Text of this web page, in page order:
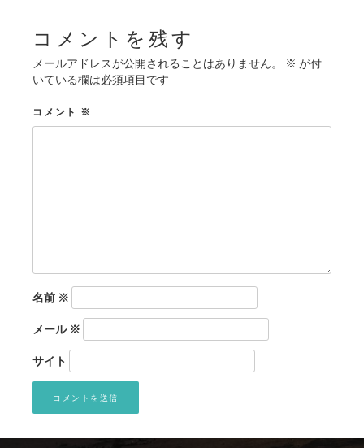
コメントを残す
メールアドレスが公開されることはありません。 ※ が付
いている欄は必須項目です
コメント ※
名前 ※
メール※
サイト